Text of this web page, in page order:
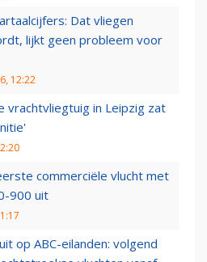
Dat vliegen
lijkt geen probleem voor
12:22
vrachtvliegtuig in Leipzig zat
commerciële vlucht met
900 uit
op ABC-eilanden: volgend